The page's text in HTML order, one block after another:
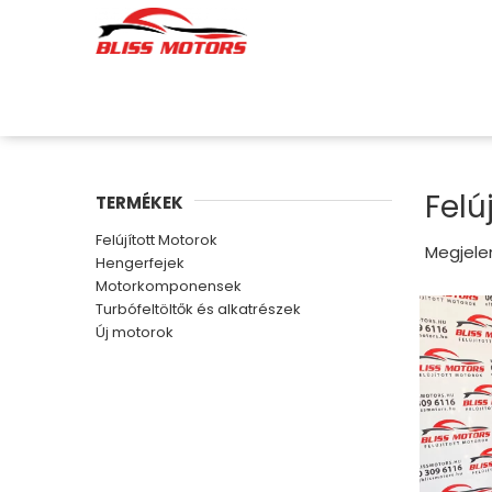
TERMÉKEK
Felújított Motorok
Hengerfejek
Motorkomponensek
Turbófeltöltők és alkatrészek
Új motorok